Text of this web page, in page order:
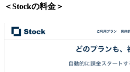
＜Stockの料金＞